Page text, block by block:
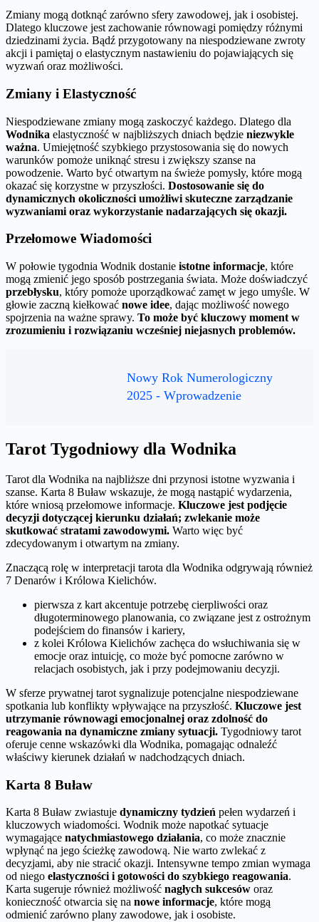
Zmiany mogą dotknąć zarówno sfery zawodowej, jak i osobistej.
Dlatego kluczowe jest zachowanie równowagi pomiędzy różnymi
dziedzinami życia. Bądź przygotowany na niespodziewane zwroty
akcji i pamiętaj o elastycznym nastawieniu do pojawiających się
wyzwań oraz możliwości.
Zmiany i Elastyczność
Niespodziewane zmiany mogą zaskoczyć każdego. Dlatego dla
Wodnika elastyczność w najbliższych dniach będzie niezwykle
ważna. Umiejętność szybkiego przystosowania się do nowych
warunków pomoże uniknąć stresu i zwiększy szanse na
powodzenie. Warto być otwartym na świeże pomysły, które mogą
okazać się korzystne w przyszłości. Dostosowanie się do
dynamicznych okoliczności umożliwi skuteczne zarządzanie
wyzwaniami oraz wykorzystanie nadarzających się okazji.
Przełomowe Wiadomości
W połowie tygodnia Wodnik dostanie istotne informacje, które
mogą zmienić jego sposób postrzegania świata. Może doświadczyć
przebłysku, który pomoże uporządkować zamęt w jego umyśle. W
głowie zaczną kiełkować nowe idee, dając możliwość nowego
spojrzenia na ważne sprawy. To może być kluczowy moment w
zrozumieniu i rozwiązaniu wcześniej niejasnych problemów.
Nowy Rok Numerologiczny
2025 - Wprowadzenie
Tarot Tygodniowy dla Wodnika
Tarot dla Wodnika na najbliższe dni przynosi istotne wyzwania i
szanse. Karta 8 Buław wskazuje, że mogą nastąpić wydarzenia,
które wniosą przełomowe informacje. Kluczowe jest podjęcie
decyzji dotyczącej kierunku działań; zwlekanie może
skutkować stratami zawodowymi. Warto więc być
zdecydowanym i otwartym na zmiany.
Znaczącą rolę w interpretacji tarota dla Wodnika odgrywają również
7 Denarów i Królowa Kielichów.
pierwsza z kart akcentuje potrzebę cierpliwości oraz
długoterminowego planowania, co związane jest z ostrożnym
podejściem do finansów i kariery,
z kolei Królowa Kielichów zachęca do wsłuchiwania się w
emocje oraz intuicję, co może być pomocne zarówno w
relacjach osobistych, jak i przy podejmowaniu decyzji.
W sferze prywatnej tarot sygnalizuje potencjalne niespodziewane
spotkania lub konflikty wpływające na przyszłość. Kluczowe jest
utrzymanie równowagi emocjonalnej oraz zdolność do
reagowania na dynamiczne zmiany sytuacji. Tygodniowy tarot
oferuje cenne wskazówki dla Wodnika, pomagając odnaleźć
właściwy kierunek działań w nadchodzących dniach.
Karta 8 Buław
Karta 8 Buław zwiastuje dynamiczny tydzień pełen wydarzeń i
kluczowych wiadomości. Wodnik może napotkać sytuacje
wymagające natychmiastowego działania, co może znacznie
wpłynąć na jego ścieżkę zawodową. Nie warto zwlekać z
decyzjami, aby nie stracić okazji. Intensywne tempo zmian wymaga
od niego elastyczności i gotowości do szybkiego reagowania.
Karta sugeruje również możliwość nagłych sukcesów oraz
konieczność otwarcia się na nowe informacje, które mogą
odmienić zarówno plany zawodowe, jak i osobiste.